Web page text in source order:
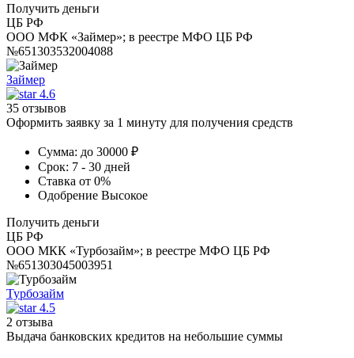
Получить деньги
ЦБ РФ
ООО МФК «Займер»; в реестре МФО ЦБ РФ
№651303532004088
Займер
4.6
35 отзывов
Оформить заявку за 1 минуту для получения средств
Сумма: до 30000 ₽
Срок: 7 - 30 дней
Ставка от 0%
Одобрение Высокое
Получить деньги
ЦБ РФ
ООО МКК «Турбозайм»; в реестре МФО ЦБ РФ
№651303045003951
Турбозайм
4.5
2 отзыва
Выдача банковских кредитов на небольшие суммы